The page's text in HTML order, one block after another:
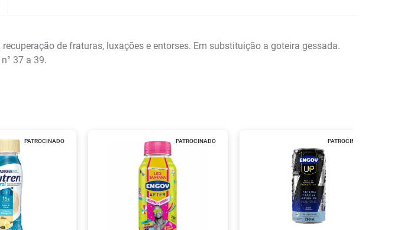
de fraturas, luxações e entorses. Em substituição a goteira gessada.
37 a 39.
PATROCINADO PATROCINADO PATROCINADO